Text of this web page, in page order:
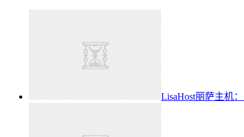
LisaHost丽萨主机